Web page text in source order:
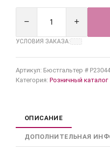
− +
УСЛОВИЯ ЗАКАЗА:
Артикул: Бюстгальтер #
Категория: Розничный каталог
ОПИСАНИЕ
ДОПОЛНИТЕЛЬНАЯ